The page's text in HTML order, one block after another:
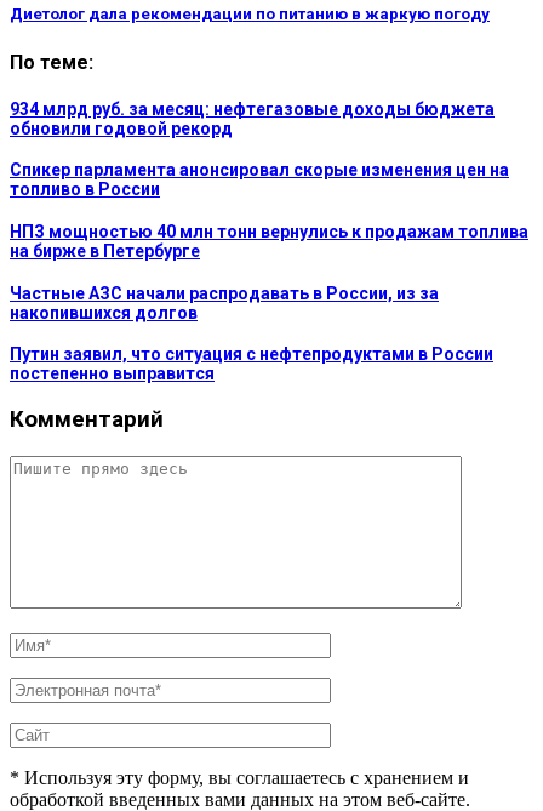
Диетолог дала рекомендации по питанию в жаркую погоду
По теме:
934 млрд руб. за месяц: нефтегазовые доходы бюджета
обновили годовой рекорд
Спикер парламента анонсировал скорые изменения цен на
топливо в России
НПЗ мощностью 40 млн тонн вернулись к продажам топлива
на бирже в Петербурге
Частные АЗС начали распродавать в России, из за
накопившихся долгов
Путин заявил, что ситуация с нефтепродуктами в России
постепенно выправится
Комментарий
* Используя эту форму, вы соглашаетесь с хранением и
обработкой введенных вами данных на этом веб-сайте.